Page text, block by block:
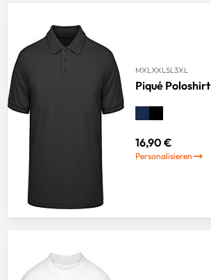
MXLXXLSL3XL
Piqué Poloshirt
16,90 €
Personalisieren